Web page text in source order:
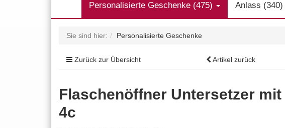
Personalisierte Geschenke (475) Anlass (340)
Sie sind hier: Personalisierte Geschenke
Zurück zur Übersicht Artikel zurück
Flaschenöffner Untersetzer
4c